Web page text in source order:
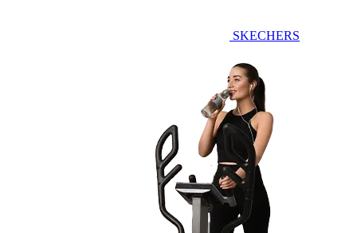
SKECHERS